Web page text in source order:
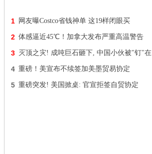
1 网友曝Costco省钱神单 这19样闭眼买
2 体感逼近45℃！加拿大发布严重高温警告
3 灭顶之灾! 成吨巨石砸下, 中国小伙被"钉"在
4 重磅！美宣布不续签加美墨贸易协定
5 重磅突发! 美国掀桌: 官宣拒签自贸协定